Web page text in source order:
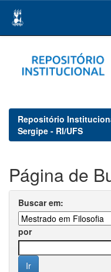
navigation
Repositório
Sergipe - RI/UFS
Página de
Buscar em:
por